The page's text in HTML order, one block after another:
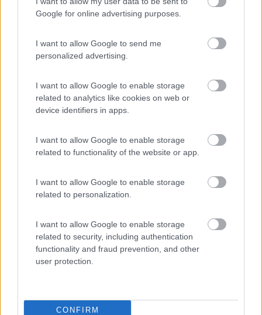
Google for online advertising purposes.
I want to allow Google to send me
personalized advertising.
I want to allow Google to enable storage
related to analytics like cookies on web or
device identifiers in apps.
I want to allow Google to enable storage
related to functionality of the website or app.
I want to allow Google to enable storage
related to personalization.
I want to allow Google to enable storage
related to security, including authentication
functionality and fraud prevention, and other
user protection.
CONFIRM
7.8 Levico Terme
Campeggio
8.4 Camper Stop Valsugana
Area di sosta